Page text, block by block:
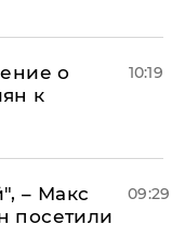
о
к
10:19
– Макс
посетили
09:29